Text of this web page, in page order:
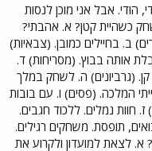
הודי. אבל אני מוכן לנסות
אהבת לשחק כשהיית קטן? א. אהבתי?
ב. בחיילים כמובן. (צבאיות)
אותה בבוץ. (מסריחות) ד.
קן. (גרביונים) ה. לשחק במלך
המלכה. (פסים) ו. עם בובות
ז. חוות נמלים. ללכוד חגבים.
תופסת. משחקים רגילים.
א. לצאת למועדון ולקרוע את